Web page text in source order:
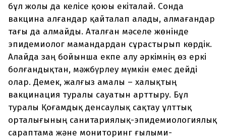
бұл жолы да келісе қоюы екіталай. Сонда
вакцина алғандар қайталап алады, алмағандар
тағы да алмайды. Аталған мәселе жөнінде
эпидемиолог мамандардан сұрастырып көрдік.
Алайда заң бойынша екпе алу әркімнің өз еркі
болғандықтан, мәжбүрлеу мүмкін емес дейді
олар. Демек, жалғыз амалы – халықтың
вакцинация туралы сауатын арттыру. Бұл
туралы Қоғамдық денсаулық сақтау ұлттық
орталығының санитариялық-эпидемиологиялық
сараптама және мониторинг ғылыми-